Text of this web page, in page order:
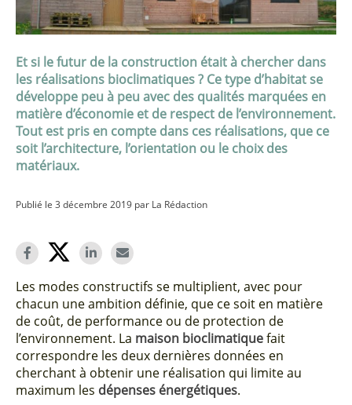
Et si le futur de la construction était à chercher dans
les réalisations bioclimatiques ? Ce type d’habitat se
développe peu à peu avec des qualités marquées en
matière d’économie et de respect de l’environnement.
Tout est pris en compte dans ces réalisations, que ce
soit l’architecture, l’orientation ou le choix des
matériaux.
Publié le 3 décembre 2019 par La Rédaction
Les modes constructifs se multiplient, avec pour
chacun une ambition définie, que ce soit en matière
de coût, de performance ou de protection de
l’environnement. La maison bioclimatiquefait
correspondre les deux dernières données en
cherchant à obtenir une réalisation qui limite au
maximum les dépenses énergétiques.